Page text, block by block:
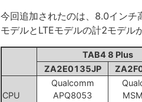
今回追加されたのは、8.0インチ
モデルとLTEモデルの計2モデル
TAB4 8 Plus
ZA2E0135JP
CPU
Qualcomm
APQ8053